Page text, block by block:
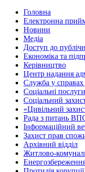
Головна
Електронна
Новини
Медіа
Доступ до
Економіка та
Керівництво
Центр надання
Служба у справах
Соціальні послуги
Соціальний
«Цивільний
Рада з питань
Інформаційний
Захист прав
Архівний відділ
Житлово-